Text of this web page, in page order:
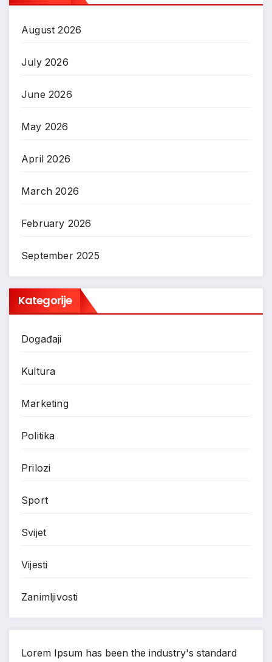
August 2026
July 2026
June 2026
May 2026
April 2026
March 2026
February 2026
September 2025
Kategorije
Događaji
Kultura
Marketing
Politika
Prilozi
Sport
Svijet
Vijesti
Zanimljivosti
Lorem Ipsum has been the industry's standard